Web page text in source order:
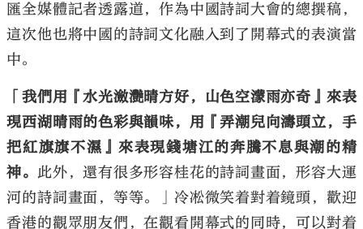
匯全媒體記者透露道，作為中國詩詞大會的總撰稿，
這次他也將中國的詩詞文化融入到了開幕式的表演當
中。
「我們用『水光瀲灧晴方好，山色空濛雨亦奇』來表
現西湖晴雨的色彩與韻味，用『弄潮兒向濤頭立，手
把紅旗旗不濕』來表現錢塘江的奔騰不息與潮的精
神。 此外，還有很多形容桂花的詩詞畫面，形容大運
河的詩詞畫面，等等。」冷凇微笑着對着鏡頭，歡迎
香港的觀眾朋友們，在觀看開幕式的同時，可以對着